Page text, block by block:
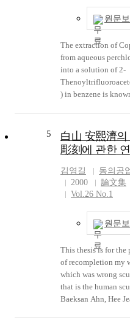
quality. This paper
various methods in
monitoring, fault
and fault
second type
design that the
the piezo electric
unit was improved.
type was improved
changed gas flow
Therefore the body
device had to be
flow could be
safety device's body
gas burner was
including the plug
played a role in the
open or shut. The
tried out with
manufacturing
efficiency.
원문
The extraction of
from aqueous
into a solution of 2-
) in benzene is
a practical contact
two phase. The
n-octylamine(TOA)
mixture tri-n-
chloride ion was
increase the rate
this effect is
the replacement of a
step, the direct
the Cu(TTA)_(2) in
aqueous phase, by a
fast reactions to the
of a Copper-tri-n-
5
白山 安熙濟의
彫刻에 관한
김영길
동의공
2000
論文集
Vol.26 No.1
원문
This thesis is for the
of recompletion my
which was wrong
that is the human
Baeksan Ahn, Hee